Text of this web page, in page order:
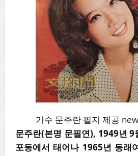
가수 문주란 필자 제공
문주란(본명 문필연), 1949년 9
포동에서 태어나 1965년 동래